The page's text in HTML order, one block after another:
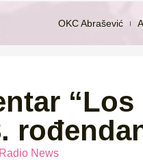
OKC Abrašević
News